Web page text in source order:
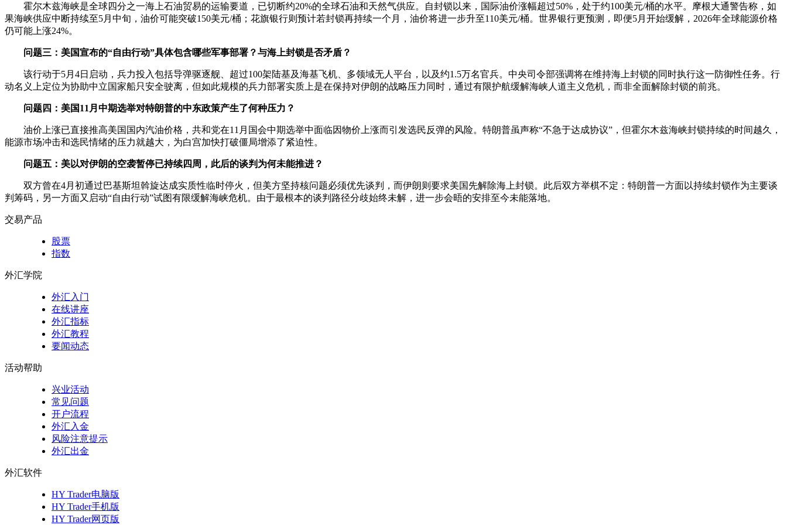
霍尔木兹海峡是全球四分之一海上石油贸易的运输要道，已切断约20%的全球石油和天然气供应。自封锁以来，国际油价涨幅超过50%，处于约100美元/桶的水平。摩根大通警告称，如
果海峡供应中断持续至5月中旬，油价可能突破150美元/桶；花旗银行则预计若封锁再持续一个月，油价将进一步升至110美元/桶。世界银行更预测，即便5月开始缓解，2026年全球能源价格
仍可能上涨24%。
问题三：美国宣布的“自由行动”具体包含哪些军事部署？与海上封锁是否矛盾？
该行动于5月4日启动，兵力投入包括导弹驱逐舰、超过100架陆基及海基飞机、多领域无人平台，以及约1.5万名官兵。中央司令部强调将在维持海上封锁的同时执行这一防御性任务。行
动名义上定位为协助中立国家船只安全驶离，但如此规模的兵力部署实质上是在保持对伊朗的战略压力同时，通过有限护航缓解海峡人道主义危机，而非全面解除封锁的前兆。
问题四：美国11月中期选举对特朗普的中东政策产生了何种压力？
油价上涨已直接推高美国国内汽油价格，共和党在11月国会中期选举中面临因物价上涨而引发选民反弹的风险。特朗普虽声称“不急于达成协议”，但霍尔木兹海峡封锁持续的时间越久，
能源市场冲击和选民情绪的压力就越大，为白宫加快打破僵局增添了紧迫性。
问题五：美以对伊朗的空袭暂停已持续四周，此后的谈判为何未能推进？
双方曾在4月初通过巴基斯坦斡旋达成实质性临时停火，但美方坚持核问题必须优先谈判，而伊朗则要求美国先解除海上封锁。此后双方举棋不定：特朗普一方面以持续封锁作为主要谈
判筹码，另一方面又启动“自由行动”试图有限缓解海峡危机。由于最根本的谈判路径分歧始终未解，进一步会晤的安排至今未能落地。
交易产品
股票
指数
外汇学院
外汇入门
在线讲座
外汇指标
外汇教程
要闻动态
活动帮助
兴业活动
常见问题
开户流程
外汇入金
风险注意提示
外汇出金
外汇软件
HY Trader电脑版
HY Trader手机版
HY Trader网页版